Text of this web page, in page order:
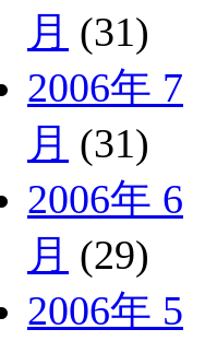
月 (31)
2006年 7
月 (31)
2006年 6
月 (29)
2006年 5